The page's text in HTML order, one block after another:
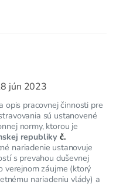
jún 2023
opis pracovnej činnosti pre
sú ustanovené
normy, ktorou je
republiky č.
nariadenie ustanovuje
s prevahou duševnej
verejnom záujme (ktorý
nariadeniu vlády) a